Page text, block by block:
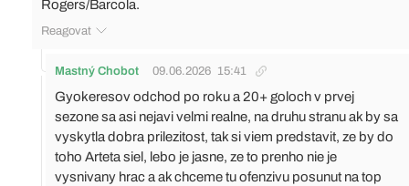
Rogers/Barcola.
Reagovat
Mastný Chobot 09.06.2026 15:41
Gyokeresov odchod po roku a 20+ goloch v prvej
sezone sa asi nejavi velmi realne, na druhu stranu ak by sa
vyskytla dobra prilezitost, tak si viem predstavit, ze by do
toho Arteta siel, lebo je jasne, ze to prenho nie je
vysnivany hrac a ak chceme tu ofenzivu posunut na top